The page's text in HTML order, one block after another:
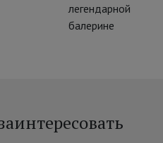
легендарной
балерине